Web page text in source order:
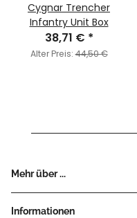
Cygnar Trencher
Infantry Unit Box
38,71 € *
Alter Preis:44,50 €
Mehr über ...
Informationen